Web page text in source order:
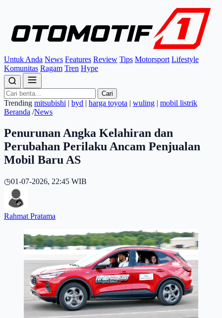
Untuk Anda News Features Review Tips Motorsport Lifestyle
Komunitas Ragam Tren Hype
Cari
Trending mitsubishi | byd | harga toyota | wuling | mobil listrik
Beranda /News
Penurunan Angka Kelahiran dan
Perubahan Perilaku Ancam Penjualan
Mobil Baru AS
◷01-07-2026, 22:45 WIB
Rahmat Pratama